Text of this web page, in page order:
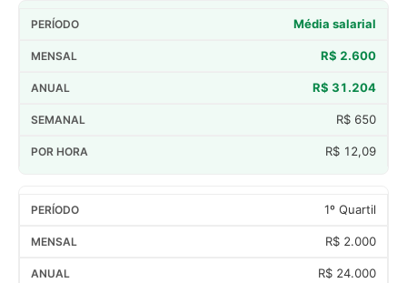
Média salarial
R$ 2.600
R$ 31.204
R$ 650
R$ 12,09
1º Quartil
R$ 2.000
R$ 24.000